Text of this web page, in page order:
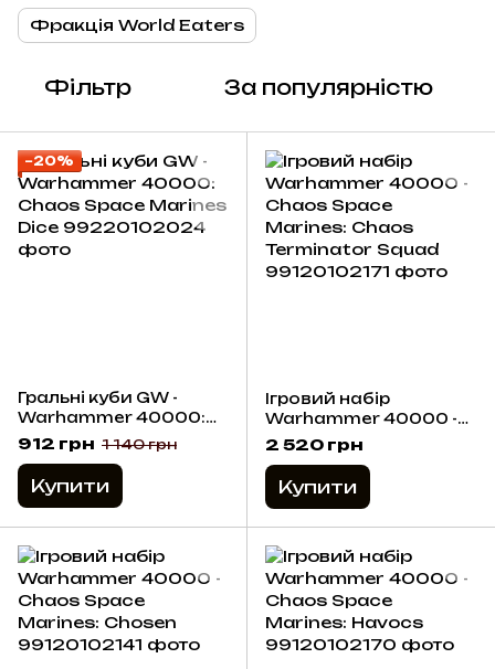
Фракція World Eaters
Фільтр За популярністю
−20%
Гральні куби GW -
Warhammer 40000:
Chaos Space Marines
912 грн 1 140 грн
Купити
Ігровий набір
Warhammer 40000 -
Chaos Space Marines:
Chaos Terminator
Squad
2 520 грн
Купити